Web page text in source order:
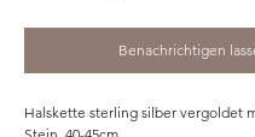
Benachrichtigen
Halskette sterling silber vergoldet